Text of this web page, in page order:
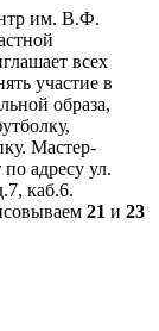
им. В.Ф.
всех
участие в
образа,
Мастер-
адресу ул.
каб.6.
21 и 23